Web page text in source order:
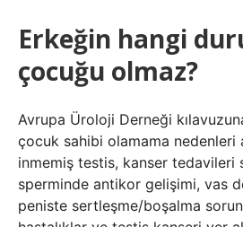
Erkeğin hangi
çocuğu olmaz?
Avrupa Üroloji Derneği
çocuk sahibi olamama nedenleri
inmemiş testis, kanser tedavileri
sperminde antikor gelişimi, vas
peniste sertleşme/boşalma